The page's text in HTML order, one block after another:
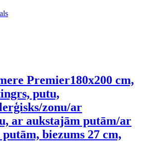
Premier180x200 cm,
putu,
zonu/ar
ar aukstajām putām/ar
biezums 27 cm,